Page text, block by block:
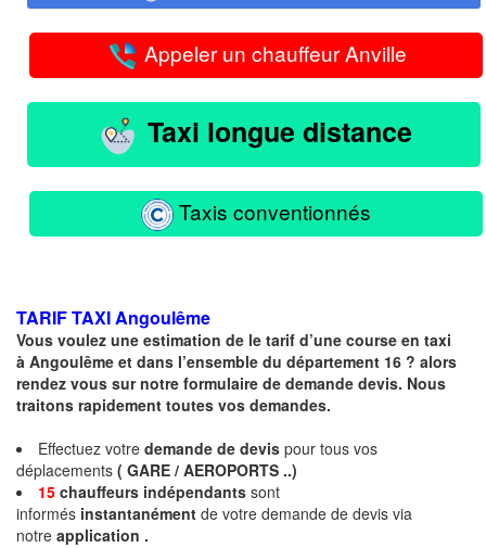
Appeler un chauffeur Anville
Taxi longue distance
Taxis conventionnés
TARIF TAXIAngoulême
Vous voulez une estimation de le tarif d’une course en taxi
à Angoulême et dans l’ensemble du département 16 ? alors
rendez vous sur notre formulaire de demande devis. Nous
traitons rapidement toutes vos demandes.
Effectuez votre demande de devis pour tous vos
déplacements ( GARE / AEROPORTS ..)
15 chauffeurs indépendants sont
informés instantanément de votre demande de devis via
notre application .